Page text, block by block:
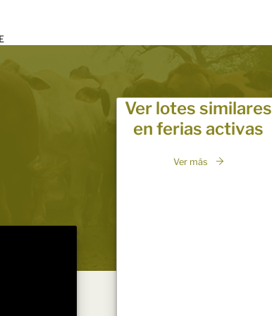
Ver lotes similares
en ferias activas
Ver más